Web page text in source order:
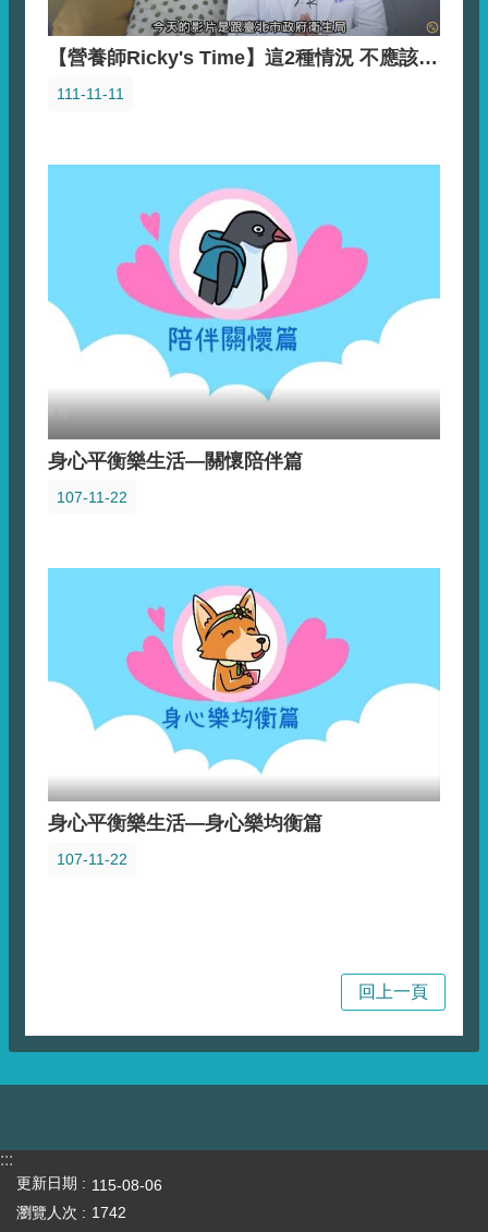
【營養師Ricky's Time】這2種情況 不應該減肥 ｜只吃健康的食物也不對嗎?飲食如何影響心理健康｜女孩們～放過自己吧｜營養師這樣說
111-11-11
身心平衡樂生活—關懷陪伴篇
107-11-22
身心平衡樂生活—身心樂均衡篇
107-11-22
回上一頁
:::
更新日期
115-08-06
瀏覽人次
1742